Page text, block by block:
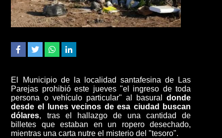
El Municipio de la localidad santafesina de Las
Parejas prohibió este jueves"el ingreso de toda
persona o vehículo particular" al basural
donde
desde el lunes vecinos de esa ciudad buscan
dólares, tras el hallazgo de una cantidad de
billetes que estaban en un ropero desechado,
mientras una carta nutre el misterio del "tesoro".